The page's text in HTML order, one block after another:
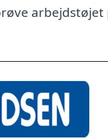
arbejdstøjet